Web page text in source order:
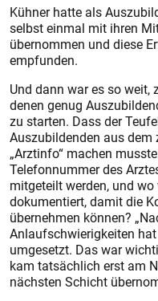
Kühner hatte als
selbst einmal mit ihren
übernommen und diese
empfunden.
Und dann war es so weit,
denen genug
zu starten. Dass der
Auszubildenden aus dem
„Arztinfo“ machen
Telefonnummer des
mitgeteilt werden, und
dokumentiert, damit die
übernehmen können?
Anlaufschwierigkeiten
umgesetzt. Das war
kam tatsächlich erst am
nächsten Schicht